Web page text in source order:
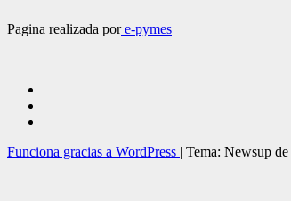
Pagina realizada pore-pymes
Funciona gracias a WordPress | Tema: Newsup de